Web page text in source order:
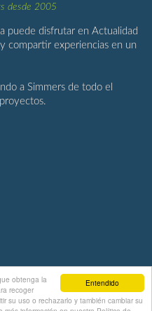
Entendido
obtenga la
recoger
su uso o rechazarlo y también cambiar su
desde 2005
puede disfrutar en Actualidad
compartir experiencias en un
a Simmers de todo el